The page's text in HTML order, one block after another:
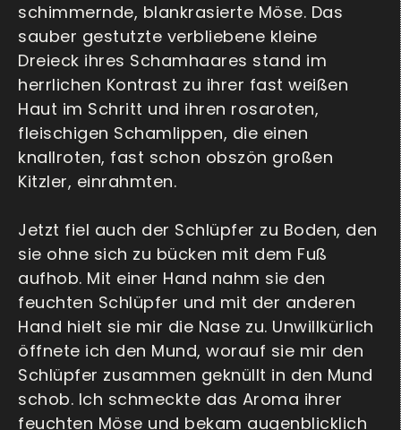
schimmernde, blankrasierte Möse. Das
sauber gestutzte verbliebene kleine
Dreieck ihres Schamhaares stand im
herrlichen Kontrast zu ihrer fast weißen
Haut im Schritt und ihren rosaroten,
fleischigen Schamlippen, die einen
knallroten, fast schon obszön großen
Kitzler, einrahmten.
Jetzt fiel auch der Schlüpfer zu Boden, den
sie ohne sich zu bücken mit dem Fuß
aufhob. Mit einer Hand nahm sie den
feuchten Schlüpfer und mit der anderen
Hand hielt sie mir die Nase zu. Unwillkürlich
öffnete ich den Mund, worauf sie mir den
Schlüpfer zusammen geknüllt in den Mund
schob. Ich schmeckte das Aroma ihrer
feuchten Möse und bekam augenblicklich